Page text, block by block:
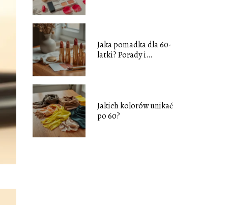
Jaka pomadka dla 60-
latki? Porady i
Jakich kolorów unikać
po 60?